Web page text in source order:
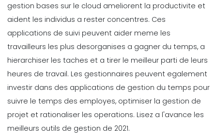
gestion bases sur le cloud ameliorent la productivite et
aident les individus a rester concentres. Ces
applications de suivi peuvent aider meme les
travailleurs les plus desorganises a gagner du temps, a
hierarchiser les taches et a tirer le meilleur parti de leurs
heures de travail. Les gestionnaires peuvent egalement
investir dans des applications de gestion du temps pour
suivre le temps des employes, optimiser la gestion de
projet et rationaliser les operations. Lisez a l'avance les
meilleurs outils de gestion de 2021.